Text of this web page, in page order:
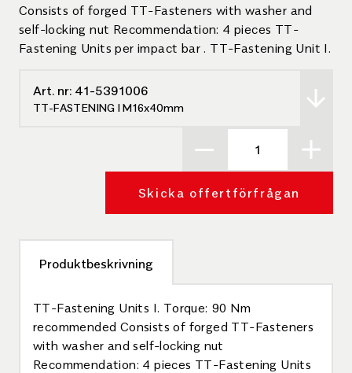
Consists of forged TT-Fasteners with washer and
self-locking nut Recommendation: 4 pieces TT-
Fastening Units per impact bar . TT-Fastening Unit I.
Art. nr: 41-5391006
TT-FASTENING I M16x40mm
Skicka offertförfrågan
Produktbeskrivning
TT-Fastening Units I. Torque: 90 Nm
recommended Consists of forged TT-Fasteners
with washer and self-locking nut
Recommendation: 4 pieces TT-Fastening Units